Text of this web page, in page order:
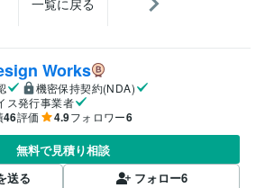
Works
機密保持契約(NDA)
ス発行事業者
46評価 4.9フォロワー6
無料で見積り相談
送る
フォロー6